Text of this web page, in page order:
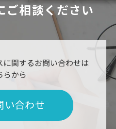
ご相談ください
関するお問い合わせは
らから
い合わせ